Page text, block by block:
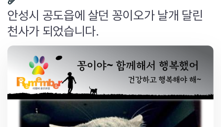
안성시 공도읍에 살던 꽁이오가 날개 달린
천사가 되었습니다.